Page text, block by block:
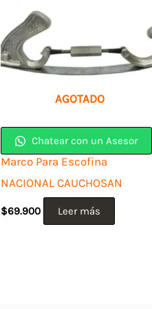
AGOTADO
Chatear con un Asesor
Marco Para Escofina
NACIONAL CAUCHOSAN
$69.900 Leer más